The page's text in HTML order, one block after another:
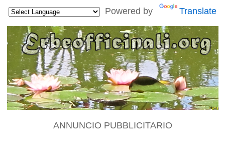
Powered by Translate
ANNUNCIO PUBBLICITARIO